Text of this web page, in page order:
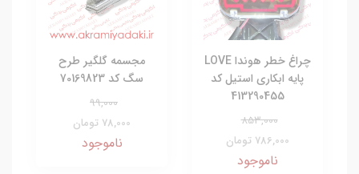
چراغ خطر هوندا LOVE
پایه ابکاری استیل کد
413290455
853,000
786,000 تومان
ناموجود
مجسمه گلگیر طرح
سگ کد 70169823
99,000
78,000 تومان
ناموجود